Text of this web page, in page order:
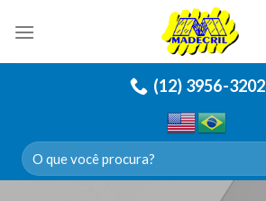
(12) 3956-3202
Pesquisar
por: